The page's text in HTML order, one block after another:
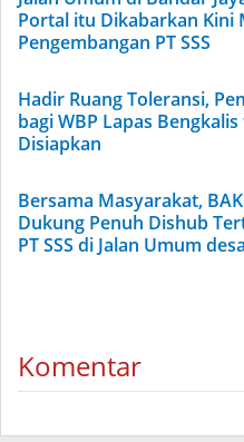
Portal itu Dikabarkan Kini
Pengembangan PT SSS
Hadir Ruang Toleransi,
bagi WBP Lapas
Disiapkan
Bersama Masyarakat,
Dukung Penuh Dishub
PT SSS di Jalan Umum
Komentar